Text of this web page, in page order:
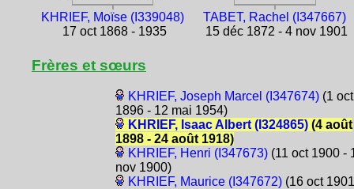
KHRIEF, Moïse (I339048)
17 oct 1868 - 1935
TABET, Rachel (I347667)
15 déc 1872 - 4 nov 1901
Frères et sœurs
KHRIEF, Joseph Marcel (I347674)(1 oct
1896 - 12 mai 1954)
KHRIEF, Isaac Albert (I324865)(4 août
1898 - 24 août 1918)
KHRIEF, Henri (I347673)(11 oct 1900 -
nov 1900)
KHRIEF, Maurice (I347672)(16 oct